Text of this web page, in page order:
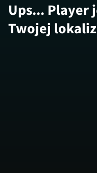
Ups... Player
Twojej